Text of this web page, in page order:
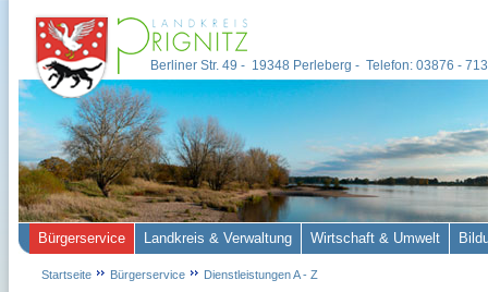
Berliner Str. 49 - 19348 Perleberg - Telefon: 03876 -
Bürgerservice Landkreis & Verwaltung Wirtschaft & Umwelt
Startseite Bürgerservice Dienstleistungen A - Z